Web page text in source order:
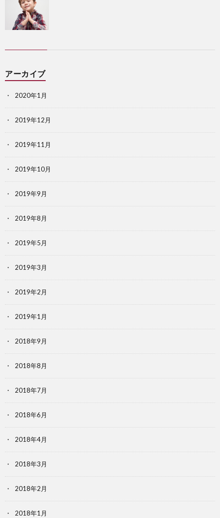
アーカイブ
2020年1月
2019年12月
2019年11月
2019年10月
2019年9月
2019年8月
2019年5月
2019年3月
2019年2月
2019年1月
2018年9月
2018年8月
2018年7月
2018年6月
2018年4月
2018年3月
2018年2月
2018年1月